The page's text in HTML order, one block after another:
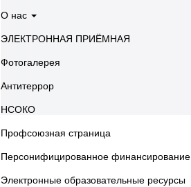
О нас
ЭЛЕКТРОННАЯ ПРИЁМНАЯ
Фотогалерея
Антитеррор
НСОКО
Профсоюзная страница
Персонифицированное финансирование
Электронные образовательные ресурсы